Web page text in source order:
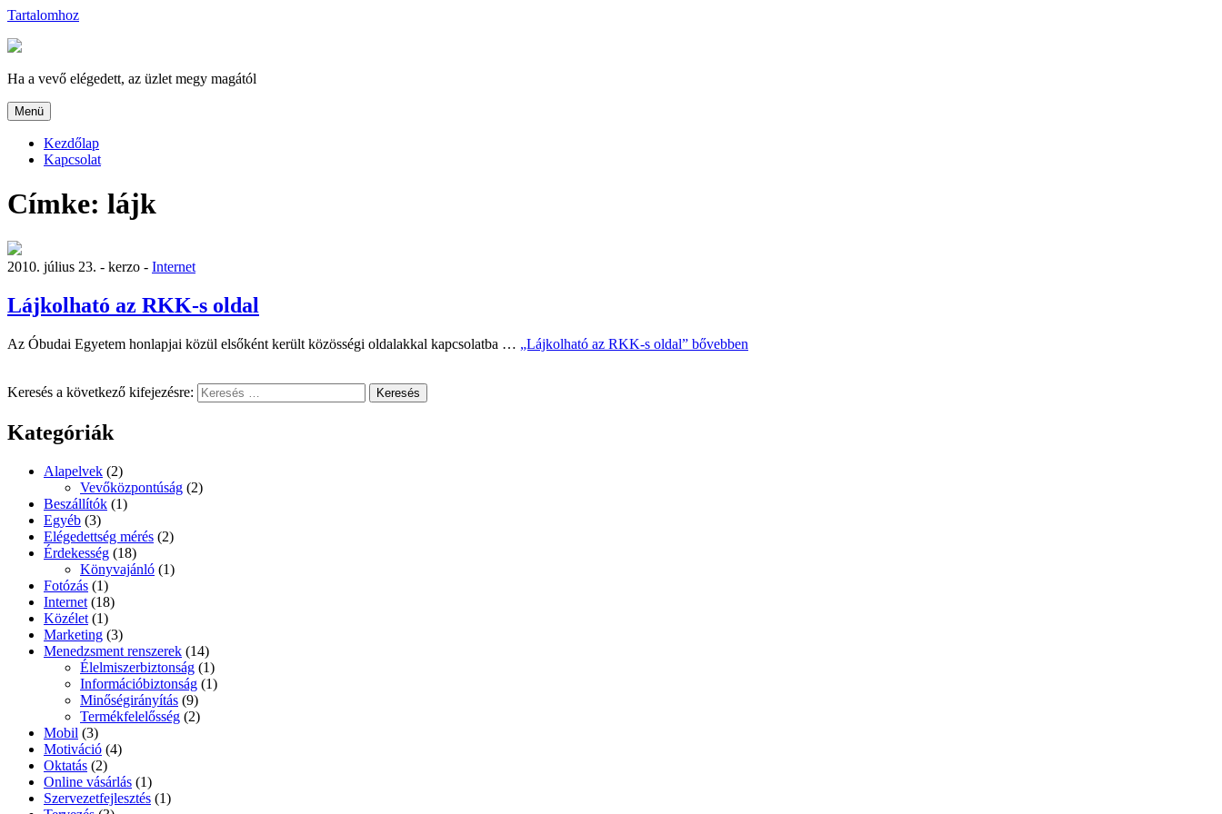
Tartalomhoz
Ha a vevő elégedett, az üzlet megy magától
Menü
Kezdőlap
Kapcsolat
Címke: lájk
2010. július 23. - kerzo - Internet
Lájkolható az RKK-s oldal
Az Óbudai Egyetem honlapjai közül elsőként került közösségi oldalakkal kapcsolatba … „Lájkolható az RKK-s oldal” bővebben
Keresés a következő kifejezésre: Keresés
Kategóriák
Alapelvek (2)
Vevőközpontúság (2)
Beszállítók (1)
Egyéb (3)
Elégedettség mérés (2)
Érdekesség (18)
Könyvajánló (1)
Fotózás (1)
Internet (18)
Közélet (1)
Marketing (3)
Menedzsment renszerek (14)
Élelmiszerbiztonság (1)
Információbiztonság (1)
Minőségirányítás (9)
Termékfelelősség (2)
Mobil (3)
Motiváció (4)
Oktatás (2)
Online vásárlás (1)
Szervezetfejlesztés (1)